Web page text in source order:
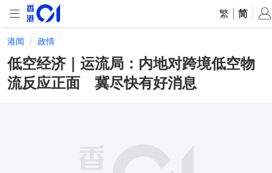
繁 简
港闻 政情
低空经济｜运流局：内地对跨境低空物
流反应正面 冀尽快有好消息